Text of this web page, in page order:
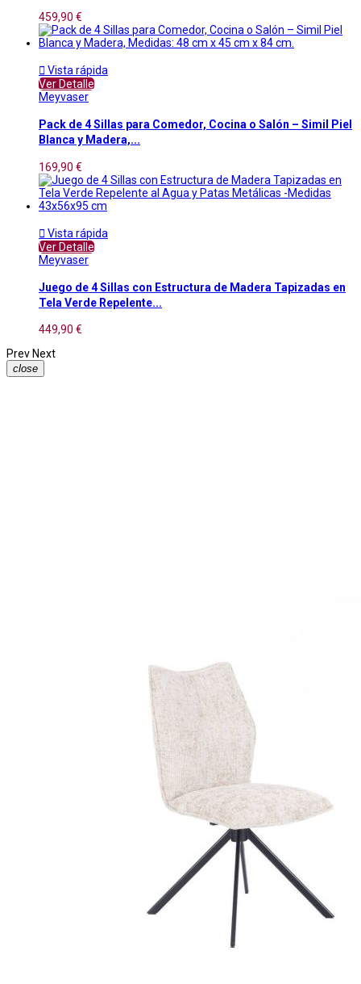
459,90 €
 Vista rápida
Ver Detalle
Meyvaser
Pack de 4 Sillas para Comedor, Cocina o Salón – Simil Piel
Blanca y Madera,...
169,90 €
 Vista rápida
Ver Detalle
Meyvaser
Juego de 4 Sillas con Estructura de Madera Tapizadas en
Tela Verde Repelente...
449,90 €
Prev Next
close